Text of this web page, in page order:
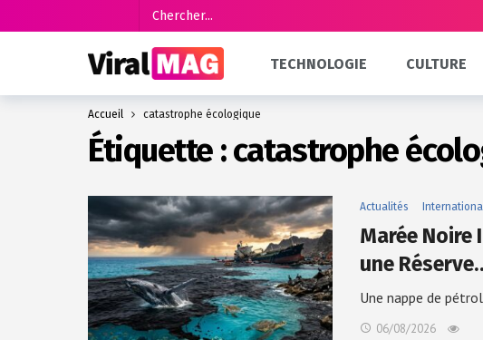
TECHNOLOGIE CULTURE
Accueil catastrophe écologique
Étiquette :catastrophe
Actualités
Marée Noire
une
Une nappe de
06/08/2026